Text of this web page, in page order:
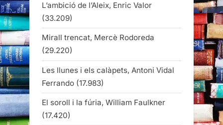
L’ambició de l’Aleix, Enric Valor
(33.209)
Mirall trencat, Mercè Rodoreda
(29.220)
Les llunes i els calàpets, Antoni Vidal
Ferrando (17.983)
El soroll i la fúria, William Faulkner
(17.420)